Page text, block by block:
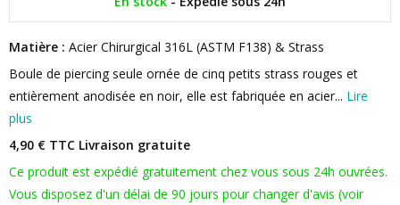
Matière : Acier Chirurgical 316L (ASTM F138) & Strass
Boule de piercing seule ornée de cinq petits strass rouges et
entièrement anodisée en noir, elle est fabriquée en acier... Lire
plus
4,90 € TTC Livraison gratuite
Ce produit est expédié gratuitement chez vous sous 24h ouvrées.
Vous disposez d'un délai de 90 jours pour changer d'avis (voir